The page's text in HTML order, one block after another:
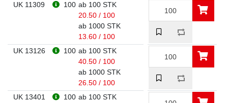
UK 11309 100 ab 100 STK
20.50 / 100
ab 1000 STK
13.60 / 100
UK 13126
100 ab 100 STK
40.50 / 100
ab 1000 STK
26.50 / 100
UK 13401
100 ab 100 STK